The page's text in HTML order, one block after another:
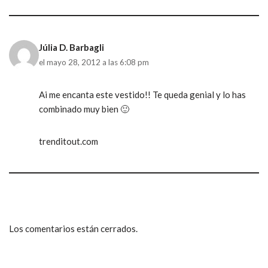
Júlia D. Barbagli
el mayo 28, 2012 a las 6:08 pm
Ai me encanta este vestido!! Te queda genial y lo has
combinado muy bien 🙂
trenditout.com
Los comentarios están cerrados.